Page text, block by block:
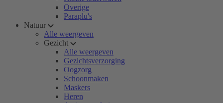
Overige
Paraplu's
Natuur
Alle weergeven
Gezicht
Alle weergeven
Gezichtsverzorging
Oogzorg
Schoonmaken
Maskers
Heren